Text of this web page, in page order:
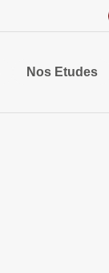
Nos Etudes